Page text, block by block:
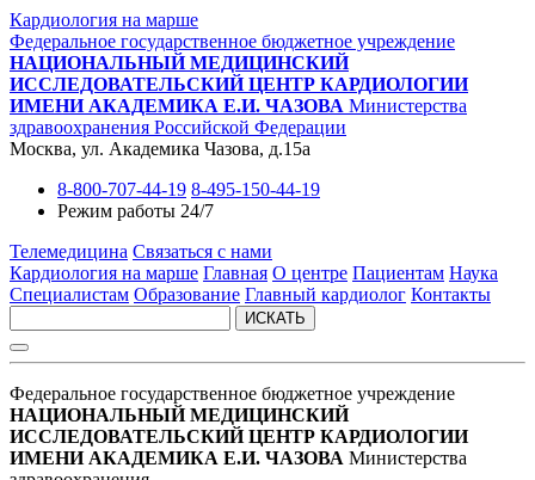
Кардиология на марше
Федеральное государственное бюджетное учреждение
НАЦИОНАЛЬНЫЙ МЕДИЦИНСКИЙ
ИССЛЕДОВАТЕЛЬСКИЙ ЦЕНТР КАРДИОЛОГИИ
ИМЕНИ АКАДЕМИКА Е.И. ЧАЗОВА Министерства
здравоохранения Российской Федерации
Москва, ул. Академика Чазова, д.15а
8-800-707-44-19 8-495-150-44-19
Режим работы 24/7
Телемедицина Связаться с нами
Кардиология на марше Главная О центре Пациентам Наука
Специалистам Образование Главный кардиолог Контакты
ИСКАТЬ
Федеральное государственное бюджетное учреждение
НАЦИОНАЛЬНЫЙ МЕДИЦИНСКИЙ
ИССЛЕДОВАТЕЛЬСКИЙ ЦЕНТР КАРДИОЛОГИИ
ИМЕНИ АКАДЕМИКА Е.И. ЧАЗОВА Министерства